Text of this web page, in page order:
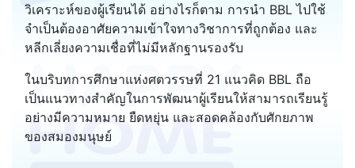
วิเคราะห์ของผู้เรียนได้ อย่างไรก็ตาม การนำ BBL ไปใช้
จำเป็นต้องอาศัยความเข้าใจทางวิชาการที่ถูกต้อง และ
หลีกเลี่ยงความเชื่อที่ไม่มีหลักฐานรองรับ
ในบริบทการศึกษาแห่งศตวรรษที่ 21 แนวคิด BBL ถือ
เป็นแนวทางสำคัญในการพัฒนาผู้เรียนให้สามารถเรียนรู้
อย่างมีความหมาย ยืดหยุ่น และสอดคล้องกับศักยภาพ
ของสมองมนุษย์